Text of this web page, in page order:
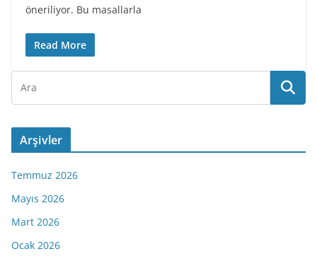
öneriliyor. Bu masallarla
Read More
Arşivler
Temmuz 2026
Mayıs 2026
Mart 2026
Ocak 2026